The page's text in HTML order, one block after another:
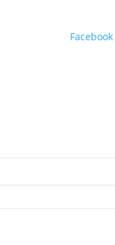
Facebook